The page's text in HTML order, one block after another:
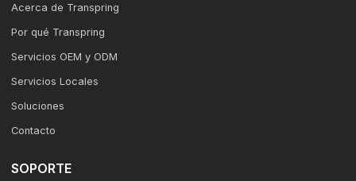
Acerca de Transpring
Por qué Transpring
Servicios OEM y ODM
Servicios Locales
Soluciones
Contacto
SOPORTE